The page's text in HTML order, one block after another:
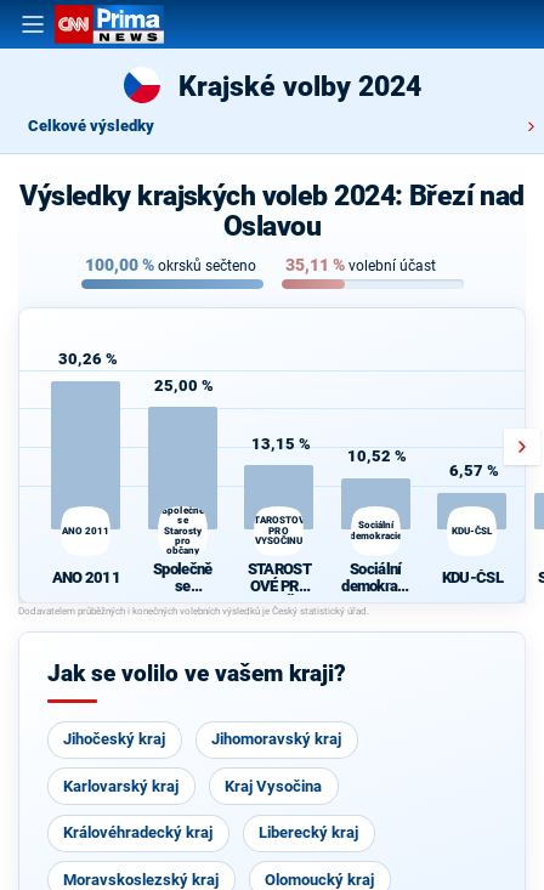
Krajské volby 2024
Celkové výsledky
Výsledky krajských voleb 2024: Březí nad
Oslavou
100,00% okrsků sečteno 35,11 % volební účast
30,26 %
ANO 2011
ANO 2011
25,00 %
Společně
se
Starosty
pro
občany
Společně
se
Starosty
pro občany
13,15 %
STAROSTOVÉ
PRO
VYSOČINU
STAROST
OVÉ PRO
VYSOČIN
U
10,52 %
Sociální
demokracie
Sociální
demokraci
6,57 %
KDU-ČSL
KDU-ČSL
Jak se volilo ve vašem kraji?
Jihočeský kraj Jihomoravský kraj
Karlovarský kraj Kraj Vysočina
Královéhradecký kraj Liberecký kraj
Moravskoslezský kraj Olomoucký kraj